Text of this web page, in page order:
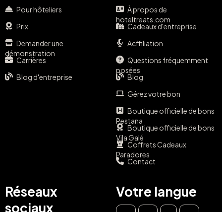
Pour hôteliers
Prix
Demander une
démonstration
Carrières
Blog d'entreprise
À propos de
hoteltreats.com
Cadeaux d'entreprise
Acffiliation
Questions fréquemment
posées
Blog
Gérez votre bon
Boutique officielle de bons
Pestana
Boutique officielle de bons
Vila Galé
Coffrets Cadeaux
Paradores
Contact
Réseaux
sociaux
Votre langue